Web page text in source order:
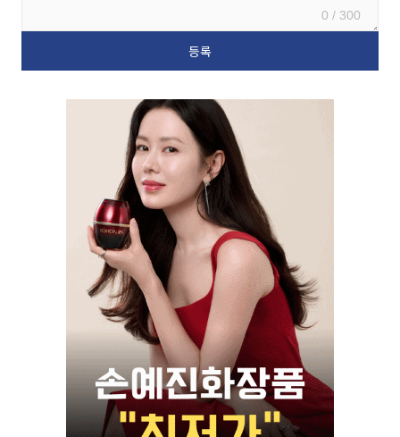
0 / 300